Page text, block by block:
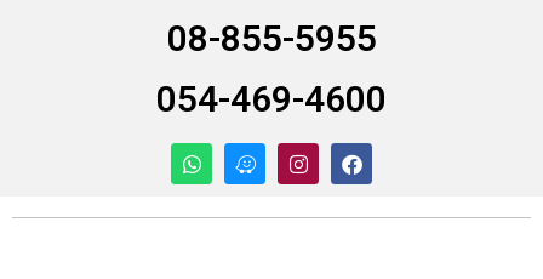
08-855-5955
054-469-4600